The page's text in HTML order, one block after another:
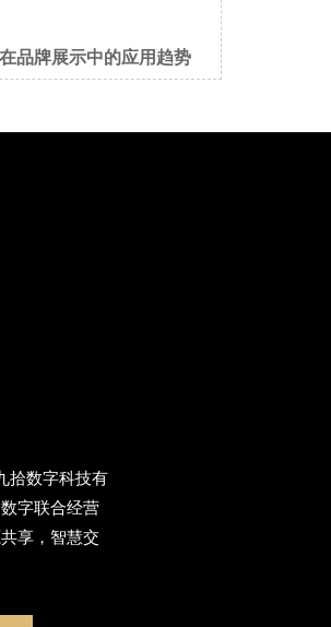
品牌展示中的应用趋势
数字科技有
字联合经营
享，智慧交